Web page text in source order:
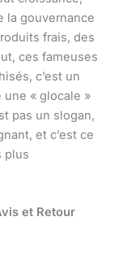
la gouvernance
frais, des
ces fameuses
c’est un
une « glocale »
pas un slogan,
et c’est ce
plus
et Retour